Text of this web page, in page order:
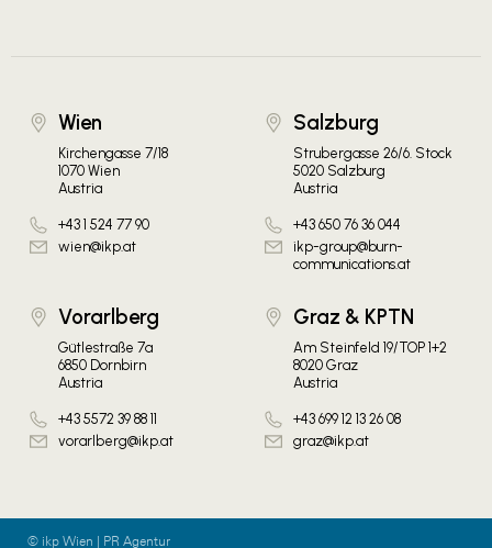
Wien
Kirchengasse 7/18
1070 Wien
Austria
+43 1 524 77 90
wien@ikp.at
Salzburg
Strubergasse 26/6. Stock
5020 Salzburg
Austria
+43 650 76 36 044
ikp-group@burn-
communications.at
Vorarlberg
Gütlestraße 7a
6850 Dornbirn
Austria
+43 5572 39 88 11
vorarlberg@ikp.at
Graz & KPTN
Am Steinfeld 19/TOP 1+2
8020 Graz
Austria
+43 699 12 13 26 08
graz@ikp.at
© ikp Wien | PR Agentur